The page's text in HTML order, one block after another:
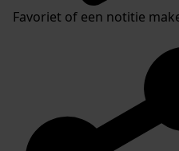
Favoriet of een notitie